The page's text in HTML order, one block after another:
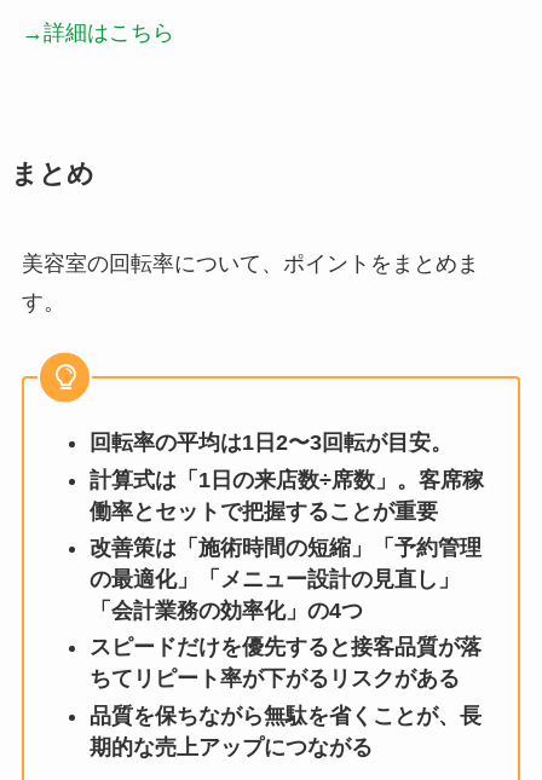
→詳細はこちら
まとめ
美容室の回転率について、ポイントをまとめま
す。
回転率の平均は1日2〜3回転が目安。
計算式は「1日の来店数÷席数」。客席稼
働率とセットで把握することが重要
改善策は「施術時間の短縮」「予約管理
の最適化」「メニュー設計の見直し」
「会計業務の効率化」の4つ
スピードだけを優先すると接客品質が落
ちてリピート率が下がるリスクがある
品質を保ちながら無駄を省くことが、長
期的な売上アップにつながる